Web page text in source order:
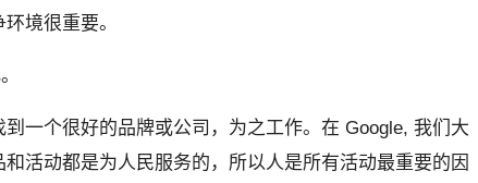
境很重要。
一个很好的品牌或公司，为之工作。在 Google, 我们大
活动都是为人民服务的，所以人是所有活动最重要的因